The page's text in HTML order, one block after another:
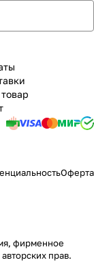
Оферта
фирменное
прав.